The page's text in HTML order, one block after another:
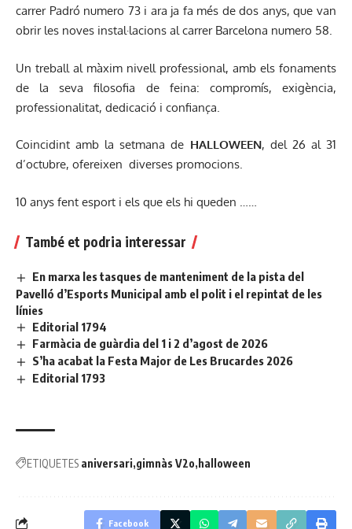
carrer Padró numero 73 i ara ja fa més de dos anys, que van
obrir les noves instal·lacions al carrer Barcelona numero 58.
Un treball al màxim nivell professional, amb els fonaments
de la seva filosofia de feina: compromís, exigència,
professionalitat, dedicació i confiança.
Coincidint amb la setmana de HALLOWEEN, del 26 al 31
d’octubre, ofereixen diverses promocions.
10 anys fent esport i els que els hi queden ……
També et podria interessar
En marxa les tasques de manteniment de la pista del
Pavelló d’Esports Municipal amb el polit i el repintat de les
línies
Editorial 1794
Farmàcia de guàrdia del 1 i 2 d’agost de 2026
S’ha acabat la Festa Major de Les Brucardes 2026
Editorial 1793
ETIQUETES aniversari gimnàs V2o halloween
Facebook